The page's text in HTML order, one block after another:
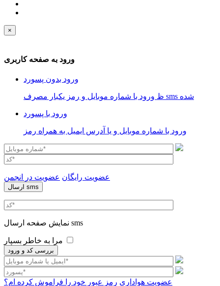
×
ورود به صفحه کاربری
ورود بدون پسورد
ظ ورود با شماره موبایل و رمز یکبار مصرف sms شده
ورود با پسورد
ورود با شماره موبایل و یا آدرس ایمیل به همراه رمز
عضویت رایگان عضویت در انجمن
نمایش صفحه ارسال sms
عضویت هواداری رمز عبور خود را فراموش کرده ام؟